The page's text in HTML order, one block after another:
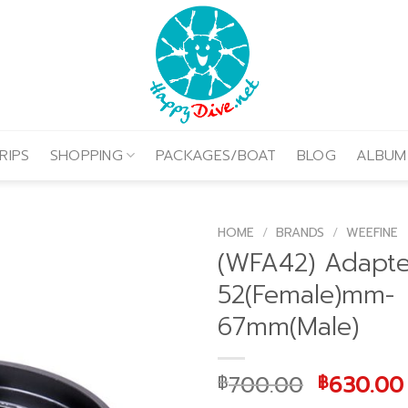
SHOPPING PACKAGES/BOAT BLOG ALBUM
HOME / BRANDS / WEEFINE
(WFA42)
52(Female)mm-
67mm(Male)
฿700.00 Original
฿630.00